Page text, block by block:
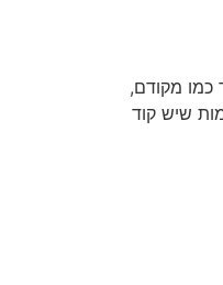
כמו מקודם,
שיש קוד